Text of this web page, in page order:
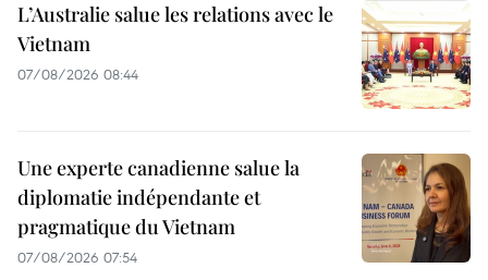
L’Australie salue les relations avec le
Vietnam
07/08/2026 08:44
Une experte canadienne salue la
diplomatie indépendante et
pragmatique du Vietnam
07/08/2026 07:54